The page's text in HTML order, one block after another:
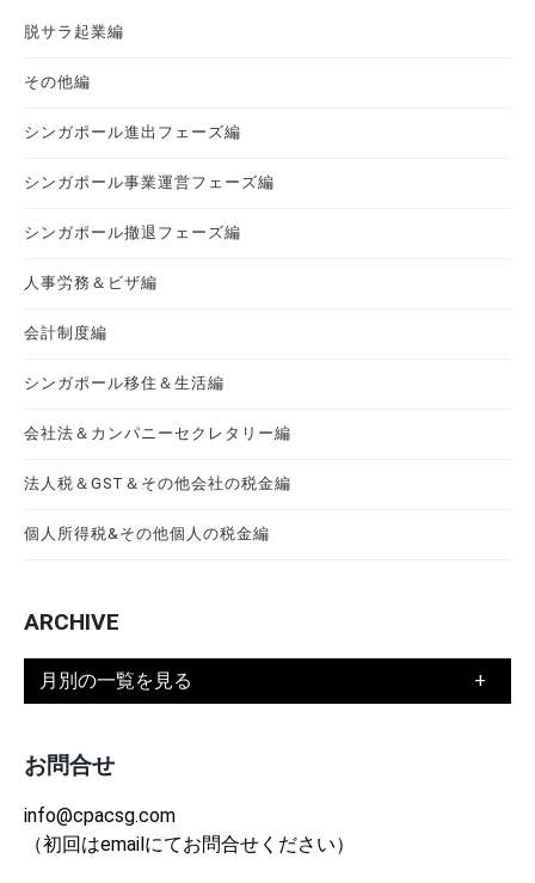
脱サラ起業編
その他編
シンガポール進出フェーズ編
シンガポール事業運営フェーズ編
シンガポール撤退フェーズ編
人事労務＆ビザ編
会計制度編
シンガポール移住＆生活編
会社法＆カンパニーセクレタリー編
法人税＆GST＆その他会社の税金編
個人所得税&その他個人の税金編
ARCHIVE
月別の一覧を見る
お問合せ
info@cpacsg.com
（初回はemailにてお問合せください）